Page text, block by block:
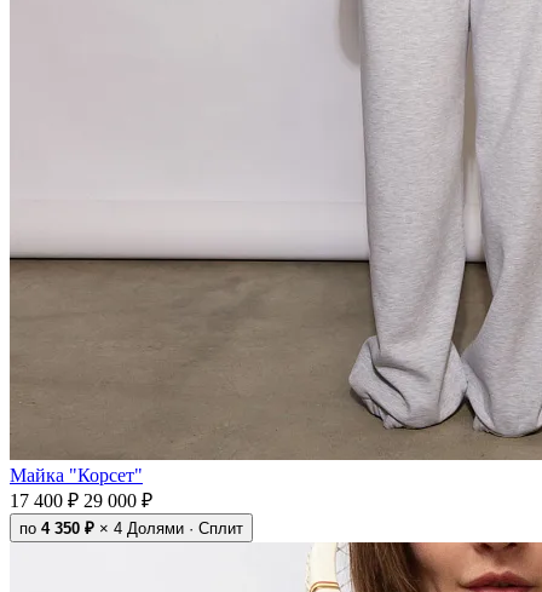
Майка "Корсет"
17 400 ₽ 29 000 ₽
по 4 350 ₽ × 4 Долями · Сплит